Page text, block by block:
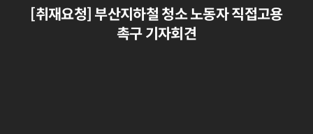
[취재요청] 부산지하철 청소 노동자 직접고용
촉구 기자회견